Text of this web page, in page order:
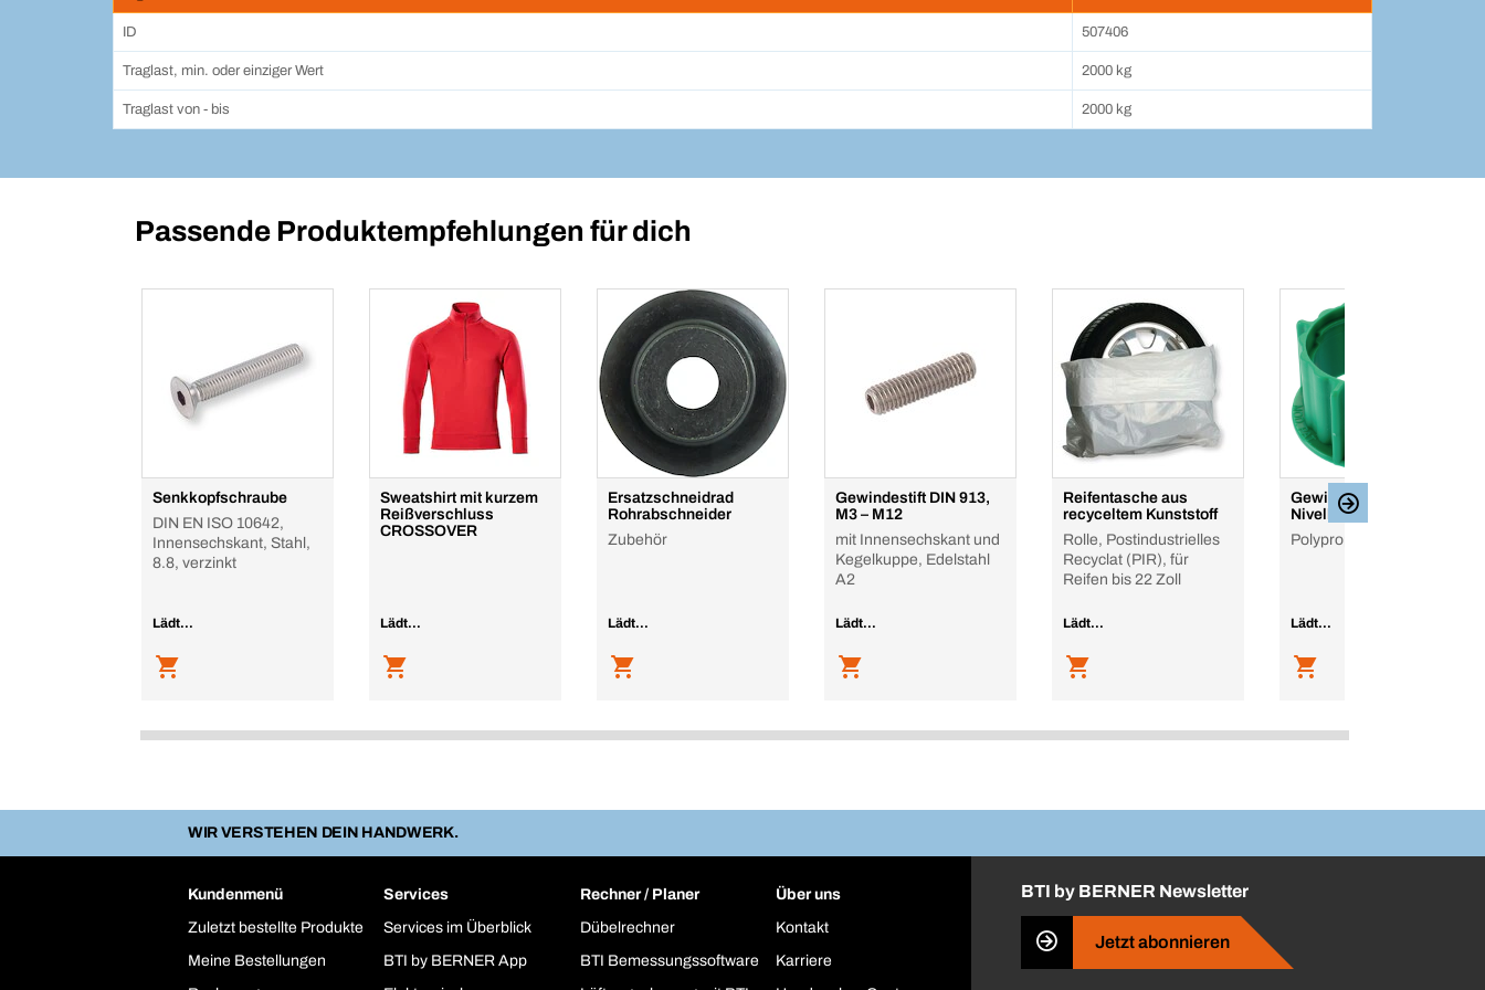
ID 507406
Traglast, min. oder einziger Wert 2000 kg
Traglast von - bis 2000 kg
Passende Produktempfehlungen für dich
Senkkopfschraube
DIN EN ISO 10642,
Innensechskant, Stahl,
8.8, verzinkt
Lädt...
Sweatshirt mit kurzem
Reißverschluss
CROSSOVER
Lädt...
Ersatzschneidrad
Rohrabschneider
Zubehör
Lädt...
Gewindestift DIN 913,
M3 – M12
mit Innensechskant und
Kegelkuppe, Edelstahl
A2
Lädt...
Reifentasche aus
recyceltem Kunststoff
Rolle, Postindustrielles
Recyclat (PIR), für
Reifen bis 22 Zoll
Lädt...
Gewindelasche zum
Nivellieren
Polypropylen (PP)
Lädt...
WIR VERSTEHEN DEIN HANDWERK.
Kundenmenü
Zuletzt bestellte Produkte
Meine Bestellungen
Services
Services im Überblick
BTI by BERNER App
Rechner / Planer
Dübelrechner
BTI Bemessungssoftware
Über uns
Kontakt
Karriere
BTI by BERNER Newsletter
Jetzt abonnieren